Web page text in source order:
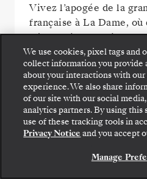
Vivez l’apogée de la
française à La Dame, où
dégustation exquis
maîtrise remarquable
ingrédients de saison
moderne.
VOIR TOUTES LES
We use cookies, pixel tags and
collect information you provide
about your interactions with
experience. We also share
of our site with our social
analytics partners. By using this
use of these tracking tools in
Privacy Notice and you accept
Manage